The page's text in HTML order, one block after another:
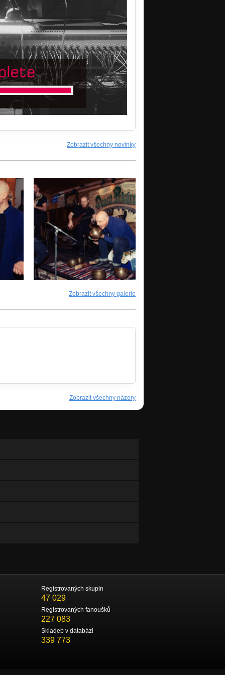
Zobrazit všechny novinky
Zobrazit všechny galerie
Zobrazit všechny názory
Registrovaných skupin
47 029
Registrovaných fanoušků
227 083
Skladeb v databázi
339 773